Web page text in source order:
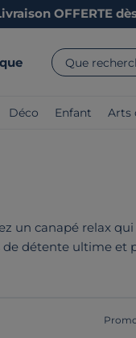
OFFERTE
Que
Déco Enfant Arts
un canapé relax
détente ultime et
et terroir.